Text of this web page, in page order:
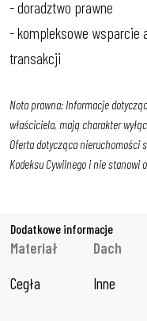
- doradztwo prawne
- kompleksowe wsparcie
transakcji
Nota prawna: Informacje
właściciela, mają charakter
Oferta dotycząca nieruchomości
Kodeksu Cywilnego i nie stanowi
Dodatkowe informacje
Materiał
Cegła
Dach
Inne